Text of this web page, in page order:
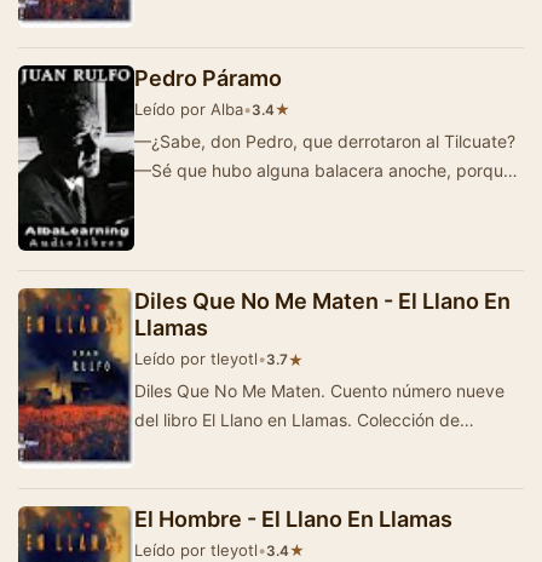
Pedro Páramo
Leído por Alba•3.4★
—¿Sabe, don Pedro, que derrotaron al Tilcuate?
—Sé que hubo alguna balacera anoche, porque
Diles Que No Me Maten - El Llano En
Llamas
Leído por tleyotl•3.7★
Diles Que No Me Maten. Cuento número nueve
del libro El Llano en Llamas. Colección de
El Hombre - El Llano En Llamas
Leído por tleyotl•3.4★